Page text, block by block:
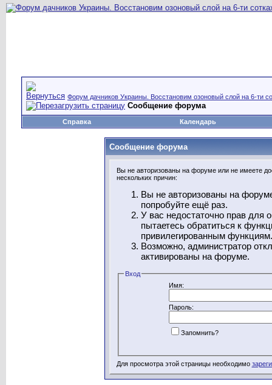
Форум дачников Украины. Восстановим озоновый слой на 6-ти
Сообщение форума
Справка Календарь
Сообщение форума
Вы не авторизованы на форуме или не имеете
нескольких причин:
Вы не авторизованы на
попробуйте ещё раз.
У вас недостаточно прав для
пытаетесь обратиться к
привилегированным функциям.
Возможно, администратор
активированы на форуме.
Вход
Имя:
Пароль:
Запомнить?
Для просмотра этой страницы необходимо